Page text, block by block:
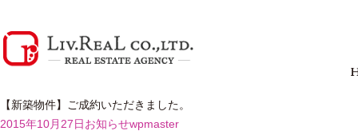
【新築物件】ご成約いただきました。
2015年10月27日 お知らせwpmaster